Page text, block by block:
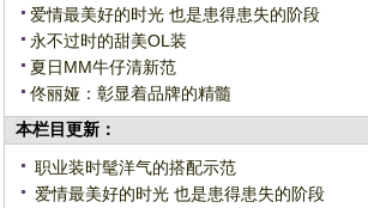
爱情最美好的时光 也是患得患失的阶段
永不过时的甜美OL装
夏日MM牛仔清新范
佟丽娅：彰显着品牌的精髓
本栏目更新：
职业装时髦洋气的搭配示范
爱情最美好的时光 也是患得患失的阶段